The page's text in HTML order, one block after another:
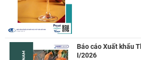
Báo cáo Xuất khẩu
I/2026